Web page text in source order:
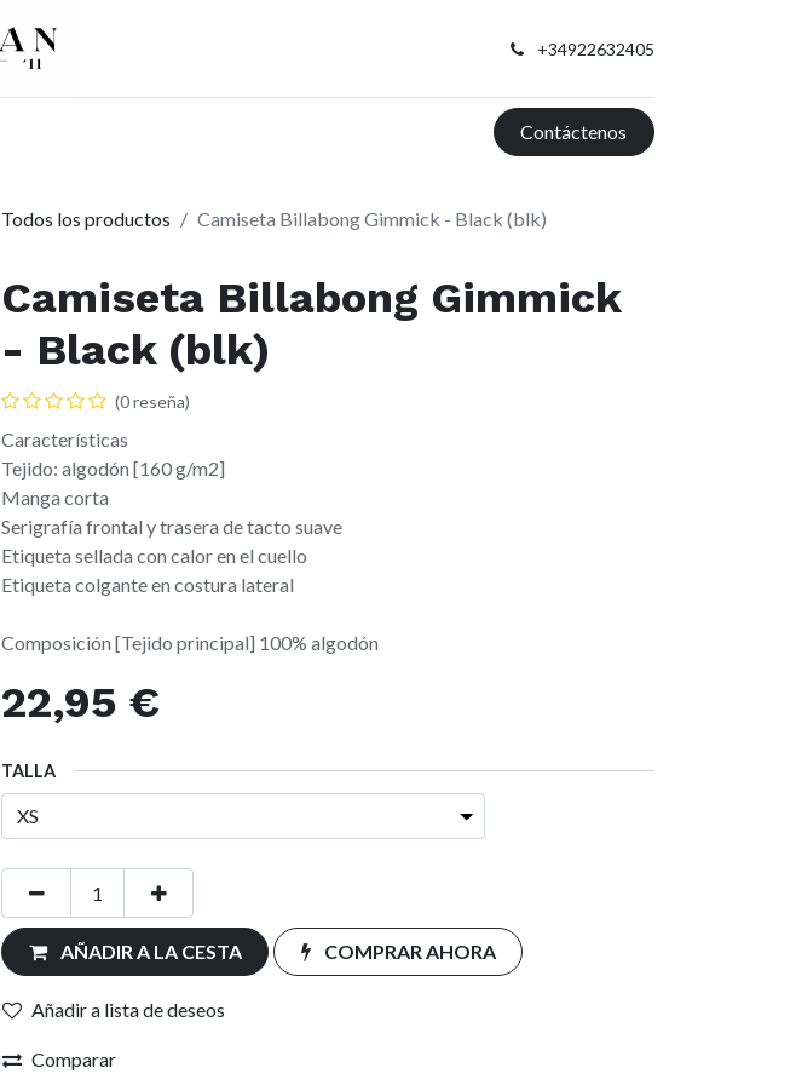
+34922632405
Contáctenos
Todos los productos Camiseta Billabong Gimmick - Black (blk)
Camiseta Billabong Gimmick
- Black (blk)
(0 reseña)
Características
Tejido: algodón [160 g/m2]
Manga corta
Serigrafía frontal y trasera de tacto suave
Etiqueta sellada con calor en el cuello
Etiqueta colgante en costura lateral
Composición [Tejido principal] 100% algodón
22,95 €
TALLA
AÑADIR A LA CESTA COMPRAR AHORA
Añadir a lista de deseos
Comparar